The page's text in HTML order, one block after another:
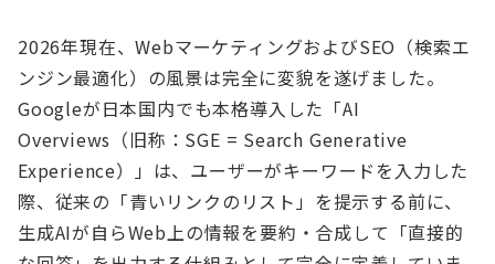
2026年現在、WebマーケティングおよびSEO（検索エ
ンジン最適化）の風景は完全に変貌を遂げました。
Googleが日本国内でも本格導入した「AI
Overviews（旧称：SGE = Search Generative
Experience）」は、ユーザーがキーワードを入力した
際、従来の「青いリンクのリスト」を提示する前に、
生成AIが自らWeb上の情報を要約・合成して「直接的